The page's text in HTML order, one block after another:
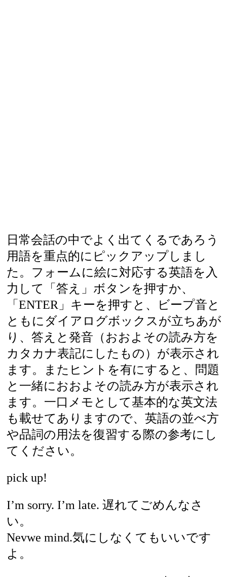
日常会話の中でよく出てくるであろう
用語を重点的にピックアップしまし
た。フォームに絵に対応する英語を入
力して「答え」ボタンを押すか、
「ENTER」キーを押すと、ビープ音と
ともにダイアログボックスが立ちあが
り、答えと発音（おおよその読み方を
カタカナ表記にしたもの）が表示され
ます。またヒントを有にすると、問題
と一緒におおよその読み方が表示され
ます。一口メモとして基本的な英文法
も載せてありますので、英語の並べ方
や品詞の用法を復習する際の参考にし
てください。
pick up!
I’m sorry. I’m late. 遅れてごめんなさ
い。
Nevwe mind.気にしなくてもいいです
よ。